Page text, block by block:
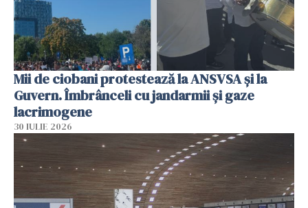
Mii de ciobani protestează la ANSVSA și la
Guvern. Îmbrânceli cu jandarmii și gaze
lacrimogene
30 IULIE 2026